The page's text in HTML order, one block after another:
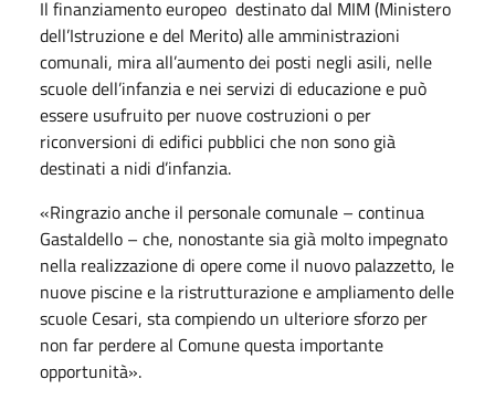
Il finanziamento europeo destinato dal MIM (Ministero
dell’Istruzione e del Merito) alle amministrazioni
comunali, mira all’aumento dei posti negli asili, nelle
scuole dell’infanzia e nei servizi di educazione e può
essere usufruito per nuove costruzioni o per
riconversioni di edifici pubblici che non sono già
destinati a nidi d’infanzia.
«Ringrazio anche il personale comunale – continua
Gastaldello – che, nonostante sia già molto impegnato
nella realizzazione di opere come il nuovo palazzetto, le
nuove piscine e la ristrutturazione e ampliamento delle
scuole Cesari, sta compiendo un ulteriore sforzo per
non far perdere al Comune questa importante
opportunità».